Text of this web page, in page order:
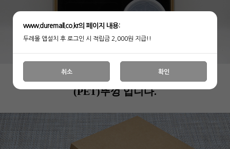
(PET)뚜껑 입니다.
www.duremall.co.kr의 페이지 내용:
두레몰 앱설치 후 로그인 시 적립금 2,000원 지급!!
취소 확인